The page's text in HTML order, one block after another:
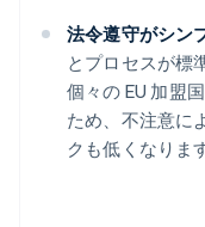
法令遵守がシン
とプロセスが標
個々の EU 加盟
ため、不注意に
クも低くなりま